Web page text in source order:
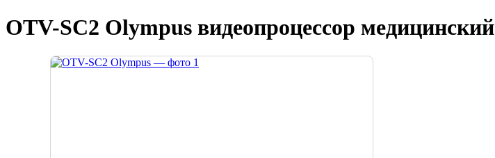
OTV-SC2 Olympus видеопроцессор медицинский